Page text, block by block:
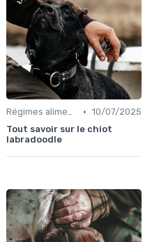
Régimes alimentaires spécifiques • 10/07/2025
Tout savoir sur le chiot
labradoodle